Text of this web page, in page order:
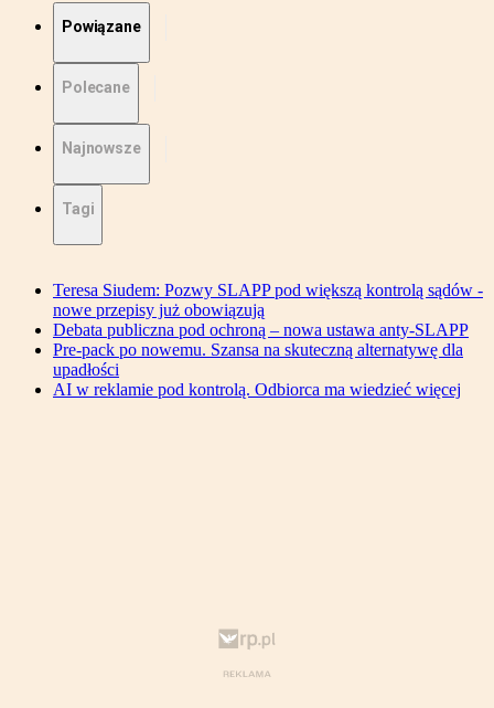
Powiązane
Polecane
Najnowsze
Tagi
Teresa Siudem: Pozwy SLAPP pod większą kontrolą sądów -
nowe przepisy już obowiązują
Debata publiczna pod ochroną – nowa ustawa anty-SLAPP
Pre-pack po nowemu. Szansa na skuteczną alternatywę dla
upadłości
AI w reklamie pod kontrolą. Odbiorca ma wiedzieć więcej